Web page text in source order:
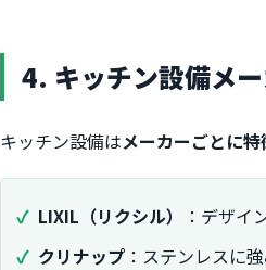
4. キッチン設備メー
キッチン設備はメーカーごとに
LIXIL（リクシル）
：デザイ
クリナップ ：ステンレスに